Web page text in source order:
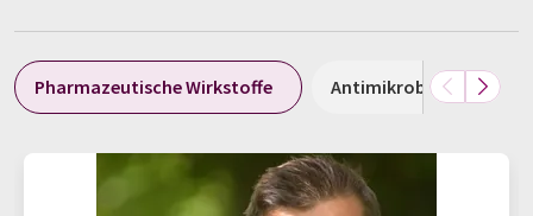
Pharmazeutische Wirkstoffe Antimikrobielle